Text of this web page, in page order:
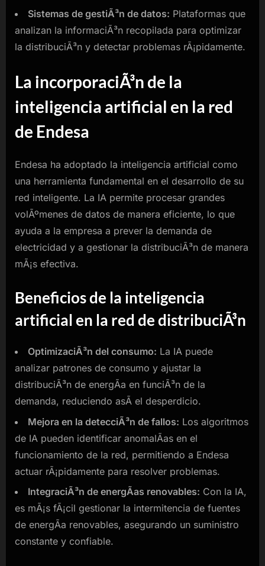
Sistemas de gestiÃ³n de datos: Plataformas que
analizan la informaciÃ³n recopilada para optimizar
la distribuciÃ³n y detectar problemas rÃ¡pidamente.
La incorporaciÃ³n de la
inteligencia artificial en la red
de Endesa
Endesa ha adoptado la inteligencia artificial como
una herramienta fundamental en el desarrollo de su
red inteligente. La IA permite procesar grandes
volÃºmenes de datos de manera eficiente, lo que
ayuda a la empresa a prever la demanda de
electricidad y a gestionar la distribuciÃ³n de manera
mÃ¡s efectiva.
Beneficios de la inteligencia
artificial en la red de distribuciÃ³n
OptimizaciÃ³n del consumo: La IA puede
analizar patrones de consumo y ajustar la
distribuciÃ³n de energÃ­a en funciÃ³n de la
demanda, reduciendo asÃ­ el desperdicio.
Mejora en la detecciÃ³n de fallos: Los algoritmos
de IA pueden identificar anomalÃ­as en el
funcionamiento de la red, permitiendo a Endesa
actuar rÃ¡pidamente para resolver problemas.
IntegraciÃ³n de energÃ­as renovables: Con la IA,
es mÃ¡s fÃ¡cil gestionar la intermitencia de fuentes
de energÃ­a renovables, asegurando un suministro
constante y confiable.